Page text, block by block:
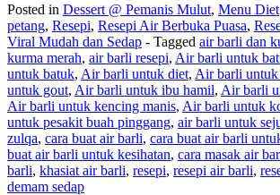
Posted in Dessert @ Pemanis Mulut, Menu Diet
petang, Resepi, Resepi Air Berbuka Puasa,
Viral Mudah dan Sedap - Tagged air barli dan
kurma merah, air barli resepi, Air barli untuk
untuk batuk, Air barli untuk diet, Air barli untuk
untuk gout, Air barli untuk ibu hamil, Air barli
Air barli untuk kencing manis, Air barli untuk
untuk pesakit buah pinggang, air barli untuk
zulqa, cara buat air barli, cara buat air barli
buat air barli untuk kesihatan, cara masak air
barli, khasiat air barli, resepi, resepi air barli,
demam sedap